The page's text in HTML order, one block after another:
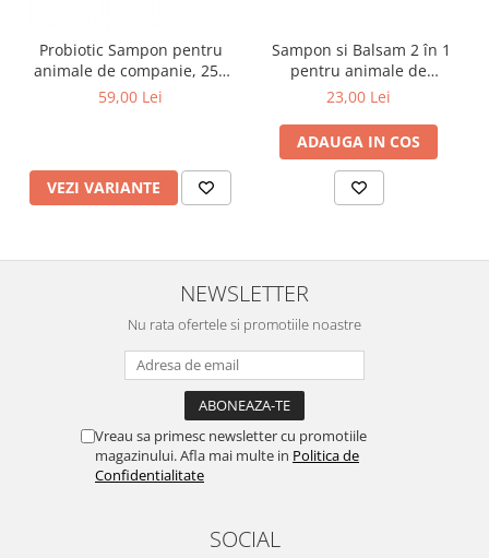
Probiotic Sampon pentru
animale de companie, 250
ml, Daxi
59,00 Lei
VEZI VARIANTE
Sampon si Balsam 2 în 1
pentru animale de
companie,lavanda si
23,00 Lei
ADAUGA IN COS
NEWSLETTER
Nu rata ofertele si promotiile noastre
Vreau sa primesc newsletter cu promotiile
magazinului. Afla mai multe in Politica de
Confidentialitate
SOCIAL